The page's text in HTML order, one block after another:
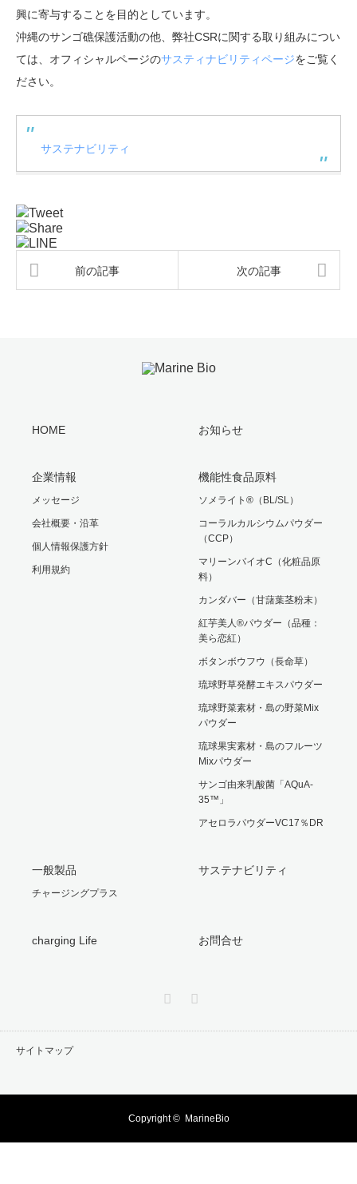
興に寄与することを目的としています。
沖縄のサンゴ礁保護活動の他、弊社CSRに関する取り組みについ
ては、オフィシャルページのサスティナビリティページをご覧く
ださい。
サステナビリティ
Tweet
Share
LINE
前の記事 次の記事
HOME お知らせ
企業情報
メッセージ
会社概要・沿革
個人情報保護方針
利用規約
機能性食品原料
ソメライト®（BL/SL）
コーラルカルシウムパウダー
（CCP）
マリーンバイオC（化粧品原
料）
カンダバー（甘藷葉茎粉末）
紅芋美人®パウダー（品種：
美ら恋紅）
ボタンボウフウ（長命草）
琉球野草発酵エキスパウダー
琉球野菜素材・島の野菜Mix
パウダー
琉球果実素材・島のフルーツ
Mixパウダー
サンゴ由来乳酸菌「AQuA-
35™」
アセロラパウダーVC17％DR
一般製品
チャージングプラス
サステナビリティ
charging Life お問合せ
サイトマップ
Copyright © MarineBio